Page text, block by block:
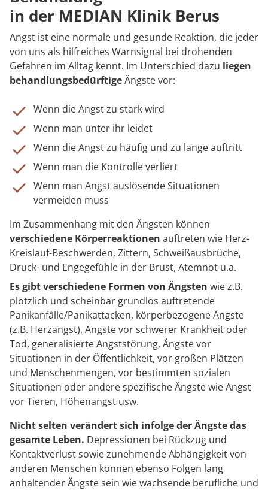
Blog
Karriere
in der MEDIAN Klinik Berus
Angst ist eine normale und gesunde Reaktion, die jeder
von uns als hilfreiches Warnsignal bei drohenden
Gefahren im Alltag kennt. Im Unterschied dazu liegen
behandlungsbedürftigeÄngste vor:
Wenn die Angst zu stark wird
Wenn man unter ihr leidet
Wenn die Angst zu häufig und zu lange auftritt
Wenn man die Kontrolle verliert
Wenn man Angst auslösende Situationen
vermeiden muss
Im Zusammenhang mit den Ängsten können
verschiedene Körperreaktionen auftreten wie Herz-
Kreislauf-Beschwerden, Zittern, Schweißausbrüche,
Druck- und Engegefühle in der Brust, Atemnot u.a.
Es gibt verschiedene Formen von Ängsten wie z.B.
plötzlich und scheinbar grundlos auftretende
Panikanfälle/Panikattacken, körperbezogene Ängste
(z.B. Herzangst), Ängste vor schwerer Krankheit oder
Tod, generalisierte Angststörung, Ängste vor
Situationen in der Öffentlichkeit, vor großen Plätzen
und Menschenmengen, vor bestimmten sozialen
Situationen oder andere spezifische Ängste wie Angst
vor Tieren, Höhenangst usw.
Nicht selten verändert sich infolge der Ängste das
gesamte Leben. Depressionen bei Rückzug und
Kontaktverlust sowie zunehmende Abhängigkeit von
anderen Menschen können ebenso Folgen lang
anhaltender Ängste sein wie wachsende berufliche und